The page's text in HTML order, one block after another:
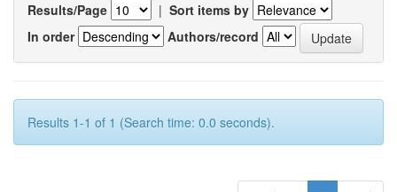
Results/Page | Sort items by
In order
Authors/record
Results 1-1 of 1 (Search time: 0.0 seconds).